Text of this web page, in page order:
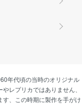
年代頃の当時のオリジナル
レプリカではありません、
、この時期に製作を手がけ